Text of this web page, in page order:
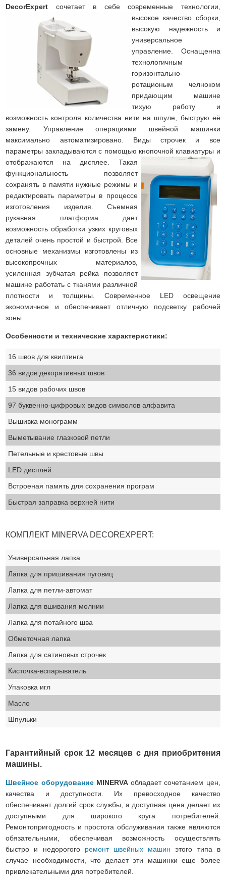
DecorExpert сочетает в себе современные технологии,
высокое качество сборки,
высокую надежность и
универсальное
управление. Оснащенна
технологичным
горизонтально-
ротационым челноком
придающим машине
тихую работу и
возможность контроля количества нити на шпуле, быструю её
замену. Управление операциями швейной машинки
максимально автоматизировано. Виды строчек и все
параметры закладываются с помощью кнопочной клавиатуры и
отображаются на дисплее. Такая
функциональность позволяет
сохранять в памяти нужные режимы и
редактировать параметры в процессе
изготовления изделия. Съемная
рукавная платформа дает
возможность обработки узких круговых
деталей очень простой и быстрой. Все
основные механизмы изготовлены из
высокопрочных материалов,
усиленная зубчатая рейка позволяет
машине работать с тканями различной
плотности и толщины. Современное LED освещение
экономичное и обеспечивает отличную подсветку рабочей
зоны.
Особенности и технические характеристики:
16 швов для квилтинга
36 видов декоративных швов
15 видов рабочих швов
97 буквенно-цифровых видов символов алфавита
Вышивка монограмм
Выметывание глазковой петли
Петельные и крестовые швы
LED дисплей
Встроеная память для сохранения програм
Быстрая заправка верхней нити
КОМПЛЕКТ MINERVA DECOREXPERT:
Универсальная лапка
Лапка для пришивания пуговиц
Лапка для петли-автомат
Лапка для вшивания молнии
Лапка для потайного шва
Обметочная лапка
Лапка для сатиновых строчек
Кисточка-вспарыватель
Упаковка игл
Масло
Шпульки
Гарантийный срок 12 месяцев с дня приобритения
машины.
Швейное оборудованиеMINERVAобладает сочетанием цен,
качества и доступности. Их превосходное качество
обеспечивает долгий срок службы, а доступная цена делает их
доступными для широкого круга потребителей.
Ремонтопригодность и простота обслуживания также являются
обязательными, обеспечивая возможность осуществлять
быстро и недорогого ремонт швейных машин этого типа в
случае необходимости, что делает эти машинки еще более
привлекательными для потребителей.